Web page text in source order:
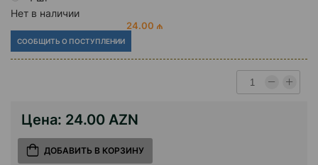
Нет в наличии
24.00 ₼
СООБЩИТЬ О ПОСТУПЛЕНИИ
Цена: 24.00 AZN
ДОБАВИТЬ В КОРЗИНУ